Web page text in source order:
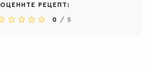
ОЦЕНИТЕ РЕЦЕПТ:
0 / 5